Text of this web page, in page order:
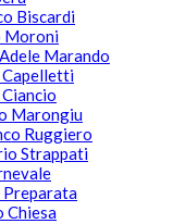
Biscardi
Moroni
Marando
Marongiu
Ruggiero
Strappati
Preparata
Chiesa